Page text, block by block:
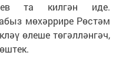
та килгән иде.
мөхәррире Рөстәм
өлеше төгәлләнгәч,